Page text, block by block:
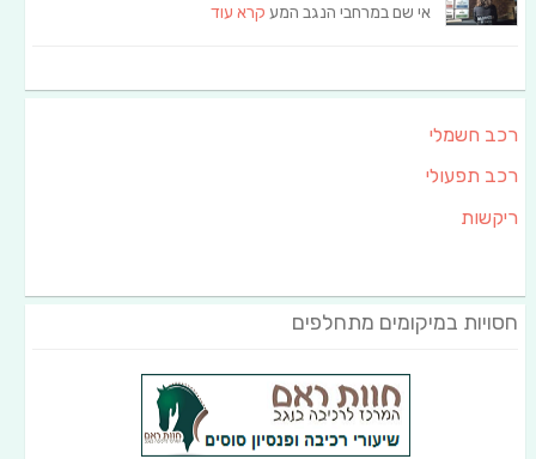
אי שם במרחבי הנגב המע קרא עוד
רכב חשמלי
רכב תפעולי
ריקשות
חסויות במיקומים מתחלפים